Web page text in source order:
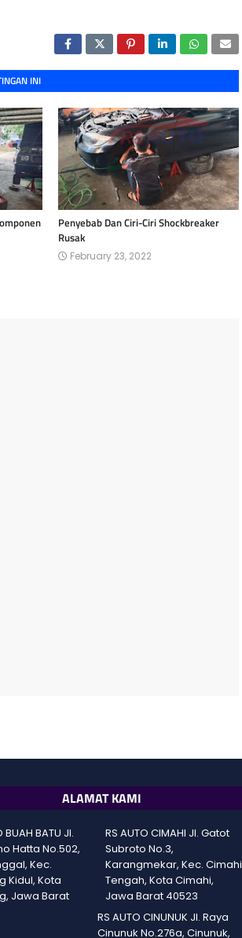
INI
Penyebab Dan Ciri-Ciri Shockbreaker
Rusak
February 23, 2022
ALAMAT KAMI
BUAH BATU Jl.
Hatta No.502,
Kec.
Kidul, Kota
Jawa Barat
RS AUTO CIMAHI Jl. Gatot
Subroto No.3,
Karangmekar, Kec. Cimahi
Tengah, Kota Cimahi,
Jawa Barat 40523
RS AUTO CINUNUK Jl. Raya
Cinunuk No.276a, Cinunuk,